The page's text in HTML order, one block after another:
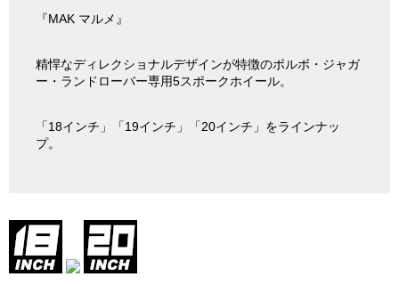
『MAK マルメ』
精悍なディレクショナルデザインが特徴のボルボ・ジャガ
ー・ランドローバー専用5スポークホイール。
「18インチ」「19インチ」「20インチ」をラインナッ
プ。